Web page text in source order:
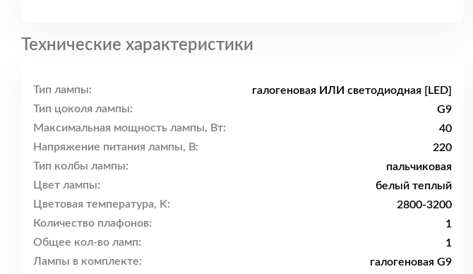
Технические характеристики
Тип лампы:
галогеновая ИЛИ светодиодная [LED]
Тип цоколя лампы:
G9
Максимальная мощность лампы, Вт:
40
Напряжение питания лампы, В:
220
Тип колбы лампы:
пальчиковая
Цвет лампы:
белый теплый
Цветовая температура, K:
2800-3200
Количество плафонов:
1
Общее кол-во ламп:
1
Лампы в комплекте:
галогеновая G9